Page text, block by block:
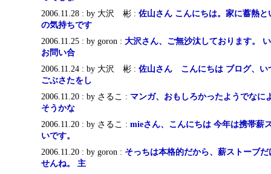
2006.11.28 : by 大沢 彬 : 佐山さん こんにちは。家に蓄熱
の気持ちです
2006.11.25 : by goron : 大沢さん、ご無沙汰しております。
お問い合
2006.11.24 : by 大沢 彬 : 佐山さん こんにちは ブログ、い
ごぶさたをし
2006.11.20 : by さるこ : マンガ、おもしろかったようでなに
そうかな
2006.11.20 : by さるこ : mieさん、こんにちは 今年は携帯薪
いです。
2006.11.20 : by goron : そっちは本格的だから、薪ストーブ
せんね。 主